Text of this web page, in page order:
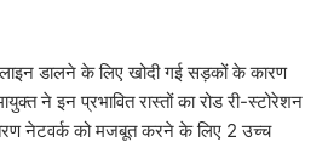
डालने के लिए खोदी गई सड़कों के कारण
ने इन प्रभावित रास्तों का रोड री-स्टोरेशन
नेटवर्क को मजबूत करने के लिए 2 उच्च